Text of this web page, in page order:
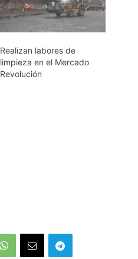
Realizan labores de
limpieza en el Mercado
Revolución